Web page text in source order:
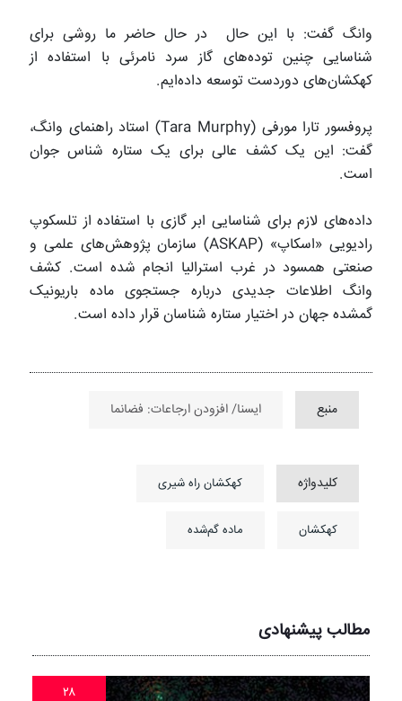
وانگ گفت: با این حال در حال حاضر ما روشی برای
شناسایی چنین توده‌های گاز سرد نامرئی با استفاده از
کهکشان‌های دوردست توسعه داده‌ایم.
پروفسور تارا مورفی (Tara Murphy) استاد راهنمای وانگ،
گفت: این یک کشف عالی برای یک ستاره شناس جوان
است.
داده‌های لازم برای شناسایی ابر گازی با استفاده از تلسکوپ
رادیویی «اسکاپ» (ASKAP) سازمان پژوهش‌های علمی و
صنعتی همسود در غرب استرالیا انجام شده است. کشف
وانگ اطلاعات جدیدی درباره جستجوی ماده باریونیک
گمشده جهان در اختیار ستاره شناسان قرار داده است.
منبع ایسنا/ افزودن ارجاعات: فضانما
کلیدواژه کهکشان راه شیری
کهکشان ماده گم‌شده
مطالب پیشنهادی
۲۸